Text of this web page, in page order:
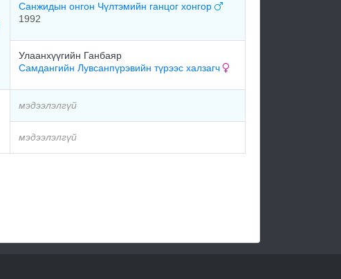
Санжидын онгон Чүлтэмийн ганцог хонгор
1992
Улаанхүүгийн Ганбаяр
Самдангийн Лувсанпүрэвийн түрээс халзагч
мэдээлэлгүй
мэдээлэлгүй